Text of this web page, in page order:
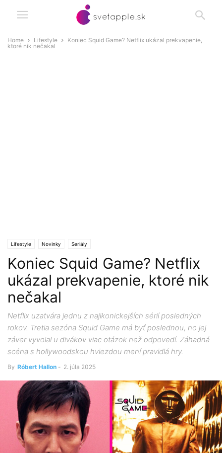
Home Lifestyle
Koniec Squid Game? Netflix ukázal prekvapenie,
ktoré nik nečakal
Lifestyle Novinky Seriály
Koniec Squid Game? Netflix
ukázal prekvapenie, ktoré nik
nečakal
Netflix uzatvára jednu z najikonickejších sérií posledných
rokov. Tretia sezóna Squid Game má byť poslednou, no jej
záver vyvolal u divákov viac otázok než odpovedí. Záhadná
scéna s hollywoodskou hviezdou mení pravidlá hry.
By Róbert Hallon - 2. júla 2025